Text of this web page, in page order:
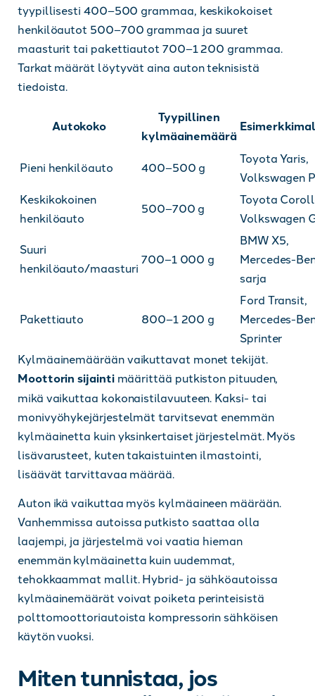
tyypillisesti 400–500 grammaa, keskikokoiset
henkilöautot 500–700 grammaa ja suuret
maasturit tai pakettiautot 700–1 200 grammaa.
Tarkat määrät löytyvät aina auton teknisistä
tiedoista.
Autokoko
Tyypillinen
kylmäainemäärä
Pieni henkilöauto 400–500 g
Toyota Yaris,
Volkswagen
Keskikokoinen
henkilöauto
500–700 g
Toyota
Volkswagen
Suuri
henkilöauto/maasturi
700–1 000 g
BMW X5,
Mercedes-
sarja
Pakettiauto 800–1 200 g
Ford Transit,
Mercedes-
Sprinter
Kylmäainemäärään vaikuttavat monet tekijät.
Moottorin sijaintimäärittää putkiston pituuden,
mikä vaikuttaa kokonaistilavuuteen. Kaksi- tai
monivyöhykejärjestelmät tarvitsevat enemmän
kylmäainetta kuin yksinkertaiset järjestelmät. Myös
lisävarusteet, kuten takaistuinten ilmastointi,
lisäävät tarvittavaa määrää.
Auton ikä vaikuttaa myös kylmäaineen määrään.
Vanhemmissa autoissa putkisto saattaa olla
laajempi, ja järjestelmä voi vaatia hieman
enemmän kylmäainetta kuin uudemmat,
tehokkaammat mallit. Hybrid- ja sähköautoissa
kylmäainemäärät voivat poiketa perinteisistä
polttomoottoriautoista kompressorin sähköisen
käytön vuoksi.
Miten tunnistaa, jos